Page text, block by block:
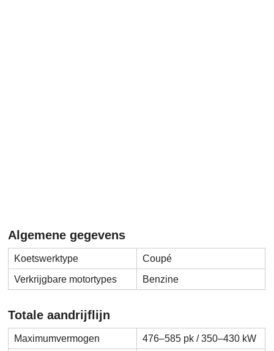
Algemene gegevens
Koetswerktype
Coupé
Verkrijgbare motortypes
Benzine
Totale aandrijflijn
Maximumvermogen
476–585 pk / 350–430 kW